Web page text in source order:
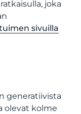
joka
sivuilla
generatiivista
olevat kolme